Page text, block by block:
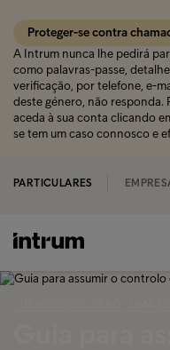
Proteger-se contra
A Intrum nunca lhe pedirá
como palavras-passe,
verificação, por telefone, e-
deste género, não responda.
aceda à sua conta clicando
se tem um caso connosco e
PARTICULARES